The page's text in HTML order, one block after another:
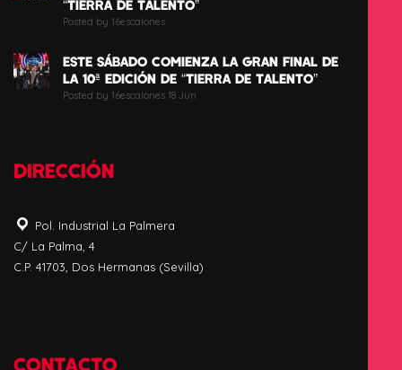
“TIERRA DE TALENTO”
Posted by 16escalones
ESTE SÁBADO COMIENZA LA GRAN FINAL DE
LA 10ª EDICIÓN DE “TIERRA DE TALENTO”
Posted by 16escalones 18 Jun
DIRECCIÓN
Pol. Industrial La Palmera
C/ La Palma, 4
C.P. 41703, Dos Hermanas (Sevilla)
CONTACTO